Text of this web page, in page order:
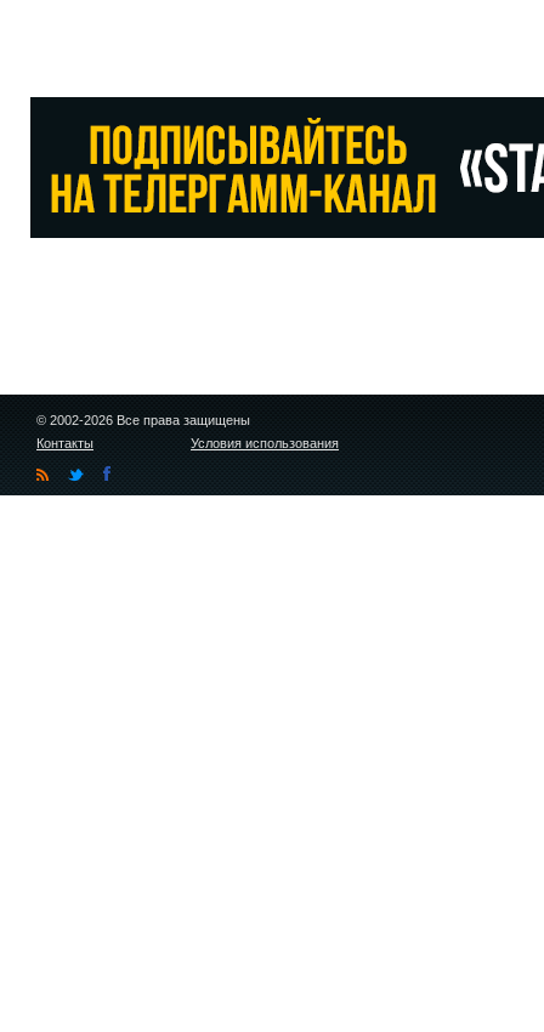
© 2002-2026 Все права защищены
Контакты
Условия использования